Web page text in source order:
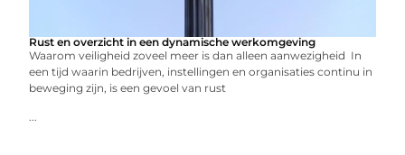
Rust en overzicht in een dynamische werkomgeving
Waarom veiligheid zoveel meer is dan alleen aanwezigheid In
een tijd waarin bedrijven, instellingen en organisaties continu in
beweging zijn, is een gevoel van rust
...